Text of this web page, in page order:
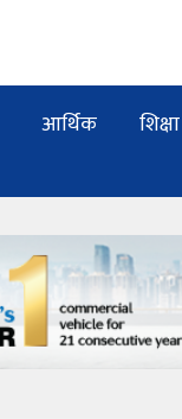
आर्थिक शिक्षा